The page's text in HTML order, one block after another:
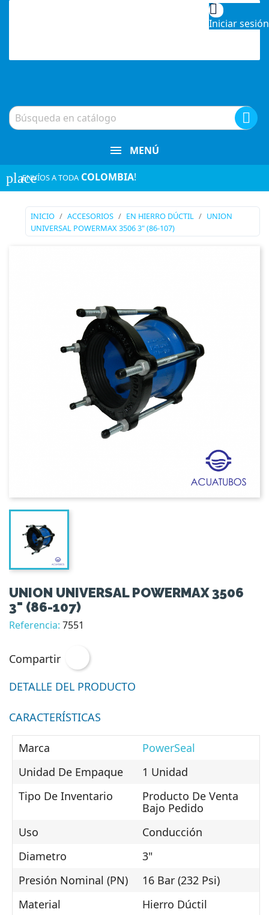


Iniciar sesión
MENÚ
place¡ENVÍOS A TODA COLOMBIA!
INICIO ACCESORIOS EN HIERRO DÚCTIL
UNION
UNIVERSAL POWERMAX 3506 3" (86-107)
UNION UNIVERSAL POWERMAX 3506
3" (86-107)
Referencia: 7551
Compartir
DETALLE DEL PRODUCTO
CARACTERÍSTICAS
Marca
PowerSeal
Unidad De Empaque
1 Unidad
Tipo De Inventario
Producto De Venta
Bajo Pedido
Uso
Conducción
Diametro
3"
Presión Nominal (PN)
16 Bar (232 Psi)
Material
Hierro Dúctil